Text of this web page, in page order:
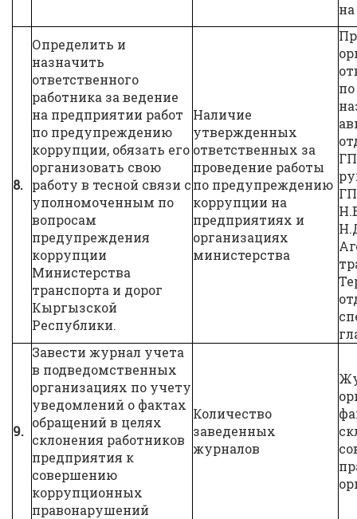
на
8.
Определить и
назначить
ответственного
работника за ведение
на предприятии работ
по предупреждению
коррупции, обязать его
организовать свою
работу в тесной связи с
уполномоченным по
вопросам
предупреждения
коррупции
Министерства
транспорта и дорог
Кыргызской
Республики.
Наличие
утвержденных
ответственных за
проведение работы
по предупреждению
коррупции на
предприятиях и
организациях
министерства
9.
Завести журнал учета
в подведомственных
организациях по учету
уведомлений о фактах
обращений в целях
склонения работников
предприятия к
совершению
коррупционных
правонарушений
Количество
заведенных
журналов